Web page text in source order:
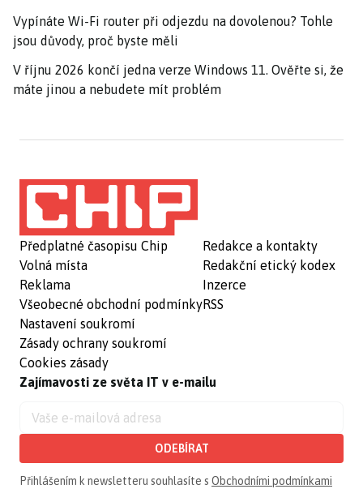
Vypínáte Wi-Fi router při odjezdu na dovolenou? Tohle
jsou důvody, proč byste měli
V říjnu 2026 končí jedna verze Windows 11. Ověřte si, že
máte jinou a nebudete mít problém
Předplatné časopisu Chip
Volná místa
Reklama
Všeobecné obchodní podmínky
Nastavení soukromí
Zásady ochrany soukromí
Cookies zásady
Redakce a kontakty
Redakční etický kodex
Inzerce
RSS
Zajímavosti ze světa IT v e-mailu
ODEBÍRAT
Přihlášením k newsletteru souhlasíte s Obchodními podmínkami